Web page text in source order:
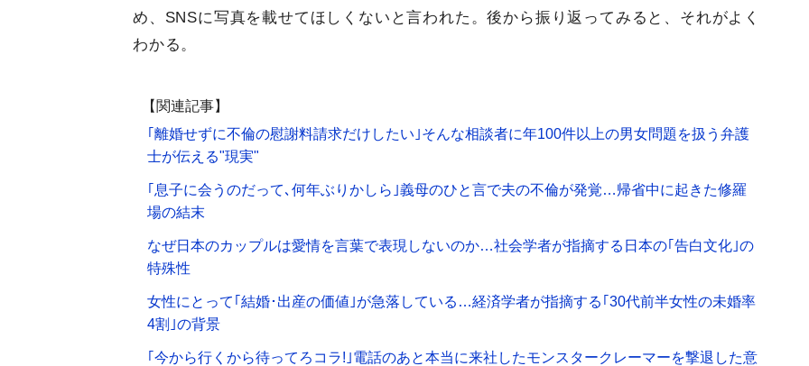
め、SNSに写真を載せてほしくないと言われた。後から振り返ってみると、それがよく
わかる。
【関連記事】
｢離婚せずに不倫の慰謝料請求だけしたい｣そんな相談者に年100件以上の男女問題を扱う弁護
士が伝える"現実"
｢息子に会うのだって､何年ぶりかしら｣義母のひと言で夫の不倫が発覚…帰省中に起きた修羅
場の結末
なぜ日本のカップルは愛情を言葉で表現しないのか…社会学者が指摘する日本の｢告白文化｣の
特殊性
女性にとって｢結婚･出産の価値｣が急落している…経済学者が指摘する｢30代前半女性の未婚率
4割｣の背景
｢今から行くから待ってろコラ!｣電話のあと本当に来社したモンスタークレーマーを撃退した意